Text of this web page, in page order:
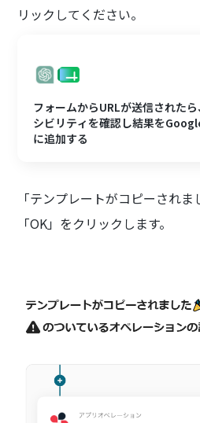
リックしてください。
フォームからURLが送信された
シビリティを確認し結果を
に追加する
「テンプレートがコピーされ
「OK」をクリックします。